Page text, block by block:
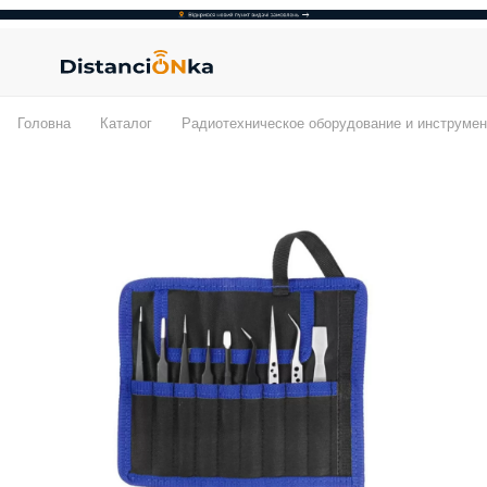
Головна Каталог Радиотехническое оборудование и